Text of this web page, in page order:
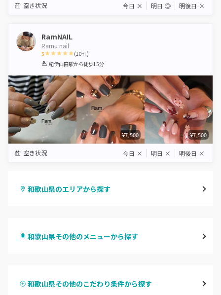
空き状況 今日 × 明日 ◎ 明後日 ×
RamNAIL
Ramu nail
5
1 2 3 4 5
(10件)
紀伊山田駅から徒歩15分
¥7,500 ¥7,500
空き状況 今日 × 明日 × 明後日 ×
和歌山県のエリアから探す
海南・有田
和歌山県その他のメニューから探す
ハンドスカルプ
和歌山県その他のこだわり条件から探す